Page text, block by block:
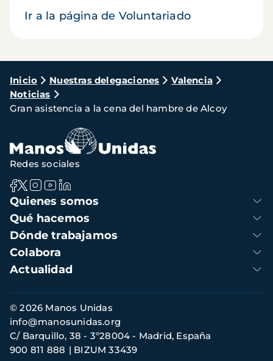
Ir a la página de Voluntariado
Ruta
de
navegación
Inicio Nuestras delegaciones
Valencia
Noticias
Gran asistencia a la cena del hambre de Alcoy
Navegación
principal
Quienes somos
Qué hacemos
Dónde trabajamos
Colabora
Actualidad
Redes sociales
Información
de
contacto
© 2026 Manos Unidas
C/ Barquillo, 38 - 3º28004 - Madrid, España
900 811 888
BIZUM 33439
info@manosunidas.org